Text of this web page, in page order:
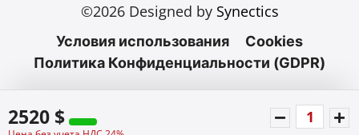
2520 $
©2026 Designed by Synectics
Условия использования
Cookies
Политика Конфиденциальности (GDPR)